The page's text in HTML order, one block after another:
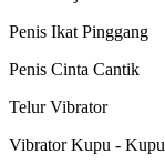
Penis Ikat Pinggang
Penis Cinta Cantik
Telur Vibrator
Vibrator Kupu - Kupu